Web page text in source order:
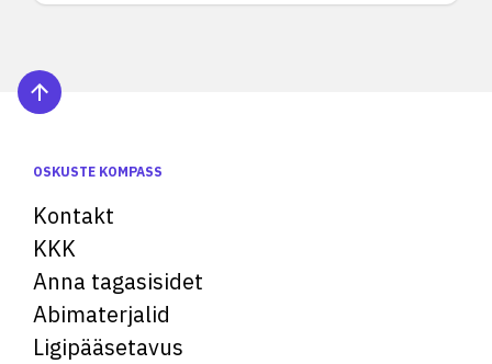
OSKUSTE KOMPASS
Kontakt
KKK
Anna tagasisidet
Abimaterjalid
Ligipääsetavus